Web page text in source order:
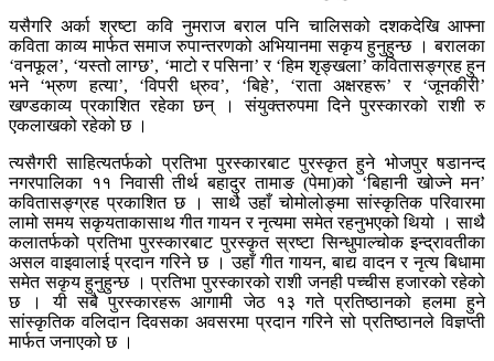
यसैगरि अर्का श्रष्टा कवि नुमराज बराल पनि चालिसको दशकदेखि आफ्ना
कविता काव्य मार्फत समाज रुपान्तरणको अभियानमा सकृय हुनुहुन्छ । बरालका
‘वनफूल’, ‘यस्तो लाग्छ’, ‘माटो र पसिना’ र ‘हिम शृङ्खला’ कवितासङ्ग्रह हुन
भने ‘भ्रुण हत्या’, ‘विपरी ध्रुव’, ‘बिहे’, ‘राता अक्षरहरू’ र ‘जूनकीरी’
खण्डकाव्य प्रकाशित रहेका छन् । संयुक्तरुपमा दिने पुरस्कारको राशी रु
एकलाखको रहेको छ ।
त्यसैगरी साहित्यतर्फको प्रतिभा पुरस्कारबाट पुरस्कृत हुने भोजपुर षडानन्द
नगरपालिका ११ निवासी तीर्थ बहादुर तामाङ (पेमा)को ‘बिहानी खोज्ने मन’
कवितासङ्ग्रह प्रकाशित छ । साथै उहाँ चोमोलोङ्मा सांस्कृतिक परिवारमा
लामो समय सकृयताकासाथ गीत गायन र नृत्यमा समेत रहनुभएको थियो । साथै
कलातर्फको प्रतिभा पुरस्कारबाट पुरस्कृत स्रष्टा सिन्धुपाल्चोक इन्द्रावतीका
असल वाइवालाई प्रदान गरिने छ । उहाँ गीत गायन, बाद्य वादन र नृत्य बिधामा
समेत सकृय हुनुहुन्छ । प्रतिभा पुरस्कारको राशी जनही पच्चीस हजारको रहेको
छ । यी सबै पुरस्कारहरू आगामी जेठ १३ गते प्रतिष्ठानको हलमा हुने
सांस्कृतिक वलिदान दिवसका अवसरमा प्रदान गरिने सो प्रतिष्ठानले विज्ञप्ती
मार्फत जनाएको छ ।